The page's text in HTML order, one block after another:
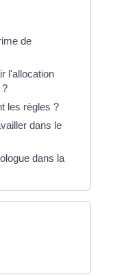
de
l'allocation
?
les règles ?
dans le
dans la